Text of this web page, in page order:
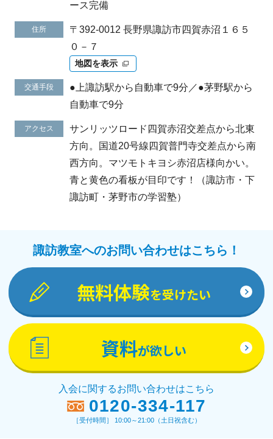
ース完備
住所
〒392-0012 長野県諏訪市四賀赤沼１６５
０－７
地図を表示
交通手段
●上諏訪駅から自動車で9分／●茅野駅から
自動車で9分
アクセス
サンリッツロード四賀赤沼交差点から北東
方向。国道20号線四賀普門寺交差点から南
西方向。マツモトキヨシ赤沼店様向かい。
青と黄色の看板が目印です！（諏訪市・下
諏訪町・茅野市の学習塾）
諏訪教室へのお問い合わせはこちら！
無料体験を受けたい
資料が欲しい
入会に関するお問い合わせはこちら
0120-334-117
［受付時間］ 10:00～21:00（土日祝含む）